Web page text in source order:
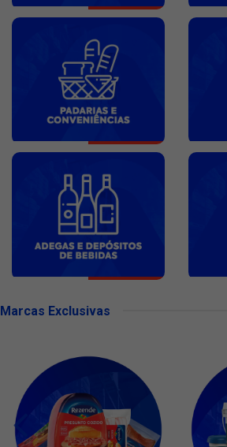
Marcas Exclusivas